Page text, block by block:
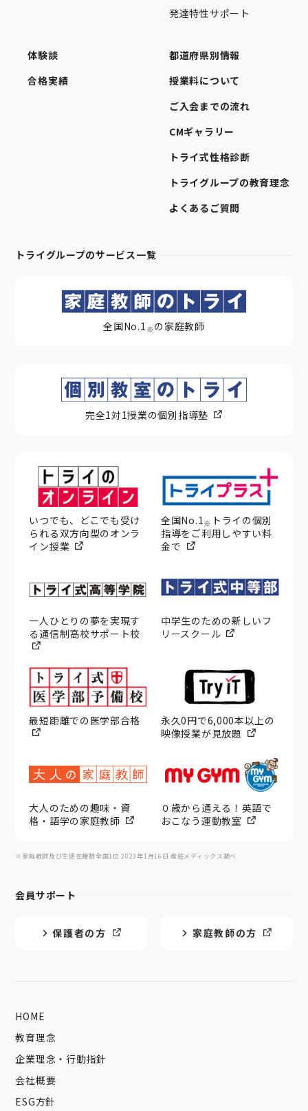
発達特性サポート
体験談
合格実績
都道府県別情報
授業料について
ご入会までの流れ
CMギャラリー
トライ式性格診断
トライグループの教育理念
よくあるご質問
トライグループのサービス一覧
全国No.1 ※ の家庭教師
完全1対1授業の個別指導塾
いつでも、どこでも受け
られる双方向型のオンラ
イン授業
全国No.1※ トライの個別
指導をご利用しやすい料
金で
一人ひとりの夢を実現す
る通信制高校サポート校
中学生のための新しいフ
リースクール
最短距離での医学部合格
永久0円で6,000本以上の
映像授業が見放題
大人のための趣味・資
格・語学の家庭教師
０歳から通える！英語で
おこなう運動教室
※家庭教師及び生徒在籍数全国1位 2023年1月16日 産經メディックス調べ
会員サポート
保護者の方 家庭教師の方
HOME
教育理念
企業理念・行動指針
会社概要
ESG方針